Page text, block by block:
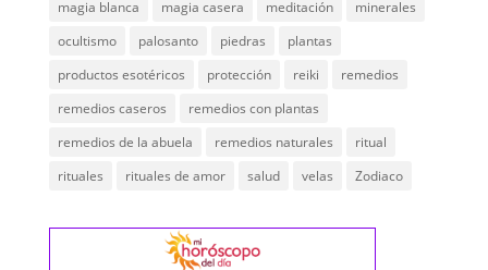
magia blanca
magia casera meditación
minerales
ocultismo
palosanto piedras
plantas
productos esotéricos
protección reiki
remedios
remedios caseros
remedios con plantas
remedios de la abuela
remedios naturales
ritual
rituales
rituales de amor salud velas Zodiaco